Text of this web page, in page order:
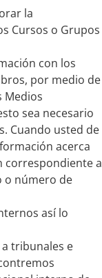
la
Cursos o Grupos
con los
por medio de
Medios
sea necesario
Cuando usted de
acerca
correspondiente a
o número de
así lo
tribunales e